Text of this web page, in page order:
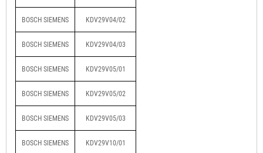
BOSCH SIEMENS KDV29V04/02
BOSCH SIEMENS KDV29V04/03
BOSCH SIEMENS KDV29V05/01
BOSCH SIEMENS KDV29V05/02
BOSCH SIEMENS KDV29V05/03
BOSCH SIEMENS KDV29V10/01